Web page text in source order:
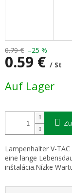
0.79 € –25 %
0.59 € / St
Auf Lager
Lampenhalter V-
eine lange
inštalácia.Nízke